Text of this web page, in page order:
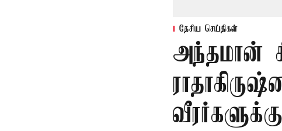
தேசிய செய்திகள்
அந்தமான்